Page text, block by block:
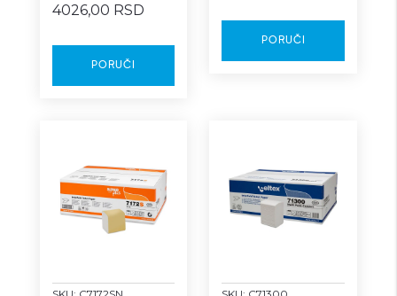
izvlačenje 6/1
4026,00 RSD
PORUČI
PORUČI